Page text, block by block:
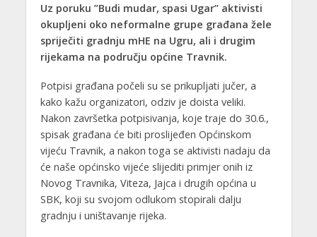
Uz poruku ”Budi mudar, spasi Ugar” aktivisti
okupljeni oko neformalne grupe građana žele
spriječiti gradnju mHE na Ugru, ali i drugim
rijekama na području općine Travnik.
Potpisi građana počeli su se prikupljati jučer, a
kako kažu organizatori, odziv je doista veliki.
Nakon završetka potpisivanja, koje traje do 30.6.,
spisak građana će biti proslijeđen Općinskom
vijeću Travnik, a nakon toga se aktivisti nadaju da
će naše općinsko vijeće slijediti primjer onih iz
Novog Travnika, Viteza, Jajca i drugih općina u
SBK, koji su svojom odlukom stopirali dalju
gradnju i uništavanje rijeka.